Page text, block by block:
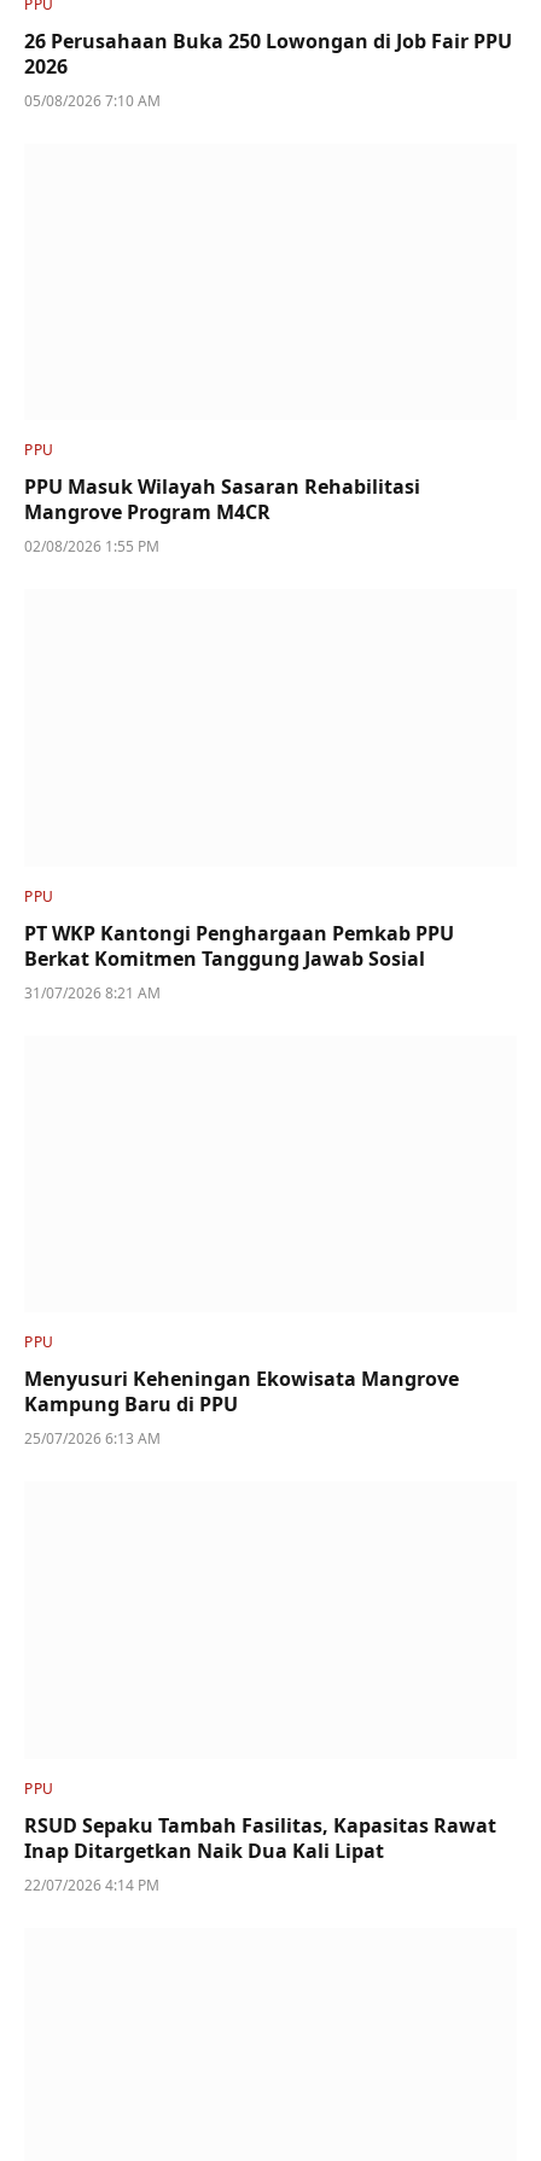
26 Perusahaan Buka 250 Lowongan di Job Fair PPU
2026
05/08/2026 7:10 AM
PPU
PPU Masuk Wilayah Sasaran Rehabilitasi
Mangrove Program M4CR
02/08/2026 1:55 PM
PPU
PT WKP Kantongi Penghargaan Pemkab PPU
Berkat Komitmen Tanggung Jawab Sosial
31/07/2026 8:21 AM
PPU
Menyusuri Keheningan Ekowisata Mangrove
Kampung Baru di PPU
25/07/2026 6:13 AM
PPU
RSUD Sepaku Tambah Fasilitas, Kapasitas Rawat
Inap Ditargetkan Naik Dua Kali Lipat
22/07/2026 4:14 PM